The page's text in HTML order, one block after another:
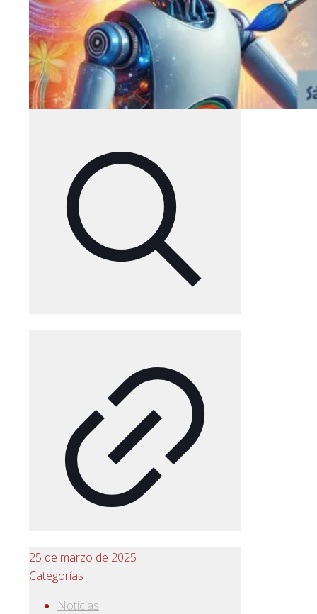
25 de marzo de 2025
Categorías
Noticias